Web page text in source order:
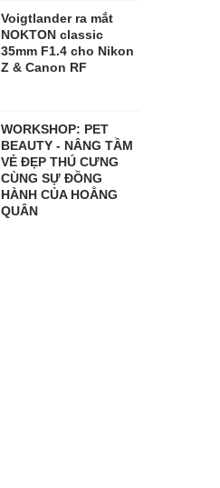
Voigtlander ra mắt
NOKTON classic
35mm F1.4 cho Nikon
Z & Canon RF
WORKSHOP: PET
BEAUTY - NÂNG TẦM
VẺ ĐẸP THÚ CƯNG
CÙNG SỰ ĐỒNG
HÀNH CỦA HOẰNG
QUÂN